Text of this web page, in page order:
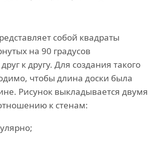
собой квадраты
на 90 градусов
к другу. Для создания такого
чтобы длина доски была
Рисунок выкладывается двумя
к стенам: